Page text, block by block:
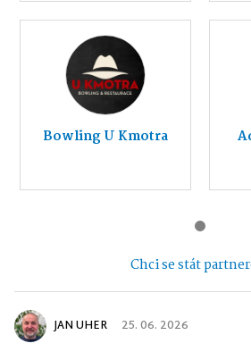
Bowling U Kmotra
Chci se stát
JAN UHER 25. 06. 2026